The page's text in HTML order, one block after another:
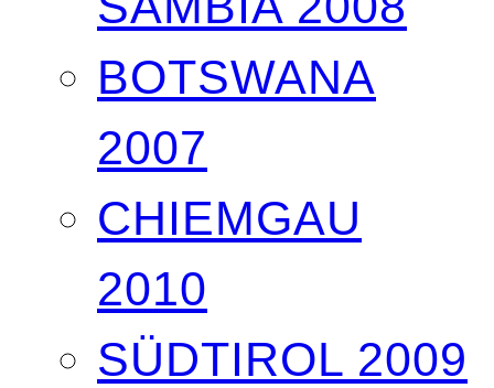
BOTSWANA
2007
CHIEMGAU
2010
SÜDTIROL 2009